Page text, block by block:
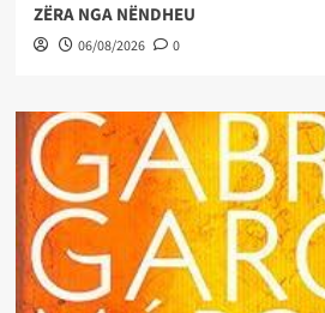
ZËRA NGA NËNDHEU
06/08/2026 0